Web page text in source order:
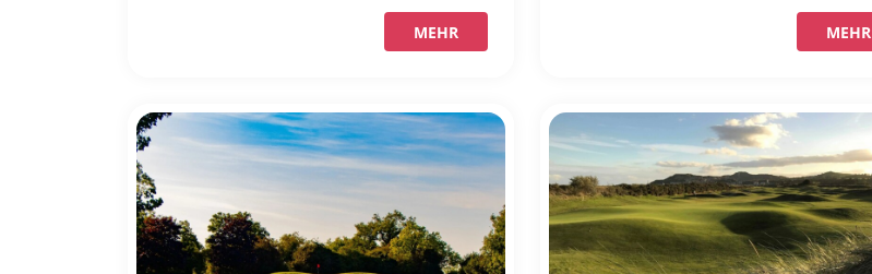
MEHR MEHR